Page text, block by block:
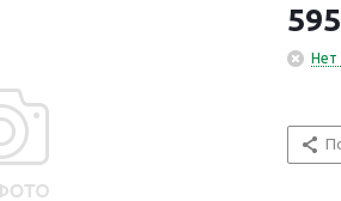
595
Нет